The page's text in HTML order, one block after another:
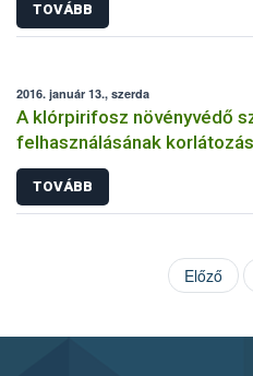
TOVÁBB
2016. január 13., szerda
A klórpirifosz növényvédő
felhasználásának
TOVÁBB
Előző